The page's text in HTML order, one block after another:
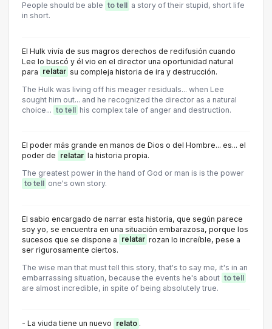
People should be able to tell a story of their stupid, short life
in short.
El Hulk vivía de sus magros derechos de redifusión cuando
Lee lo buscó y él vio en el director una oportunidad natural
para relatar su compleja historia de ira y destrucción.
The Hulk was living off his meager residuals... when Lee
sought him out... and he recognized the director as a natural
choice... to tell his complex tale of anger and destruction.
El poder más grande en manos de Dios o del Hombre... es... el
poder de relatar la historia propia.
The greatest power in the hand of God or man is is the power
to tell one's own story.
El sabio encargado de narrar esta historia, que según parece
soy yo, se encuentra en una situación embarazosa, porque los
sucesos que se dispone a relatar rozan lo increíble, pese a
ser rigurosamente ciertos.
The wise man that must tell this story, that's to say me, it's in an
embarrassing situation, because the events he's about to tell
are almost incredible, in spite of being absolutely true.
- La viuda tiene un nuevo relato .